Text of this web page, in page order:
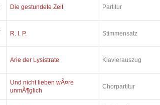
Die gestundete Zeit Partitur
R. I. P. Stimmensatz
Arie der Lysistrate Klavierauszug
Und nicht lieben wÃ¤re
unmÃ¶glich
Chorpartitur